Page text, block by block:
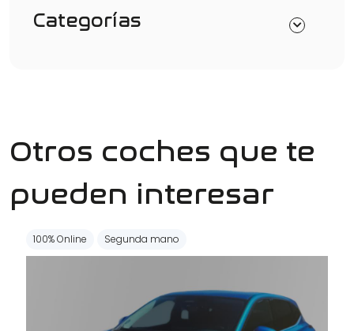
Categorías
Otros coches que te
pueden interesar
100% Online Segunda mano